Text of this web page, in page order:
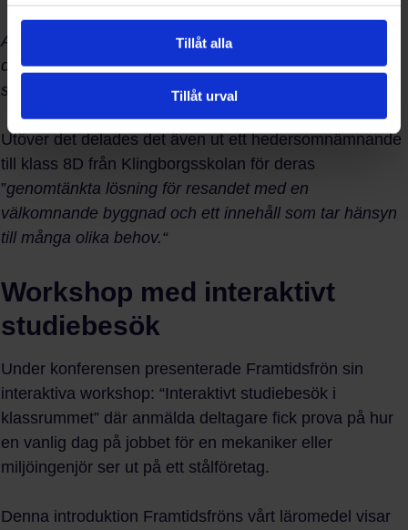
Tillåt alla
Tillåt urval
Alla förslag visade upp inbjudande stationsmiljöer och i
det här förslaget möts resenären av Norrköping redan i
stationen.“
Utöver det delades det även ut ett hedersomnämnande
till klass 8D från Klingborgsskolan för deras
”genomtänkta lösning för resandet med en
välkomnande byggnad och ett innehåll som tar hänsyn
till många olika behov.“
Workshop med interaktivt
studiebesök
Under konferensen presenterade Framtidsfrön sin
interaktiva workshop: “Interaktivt studiebesök i
klassrummet” där anmälda deltagare fick prova på hur
en vanlig dag på jobbet för en mekaniker eller
miljöingenjör ser ut på ett stålföretag.
Denna introduktion Framtidsfröns vårt läromedel visar